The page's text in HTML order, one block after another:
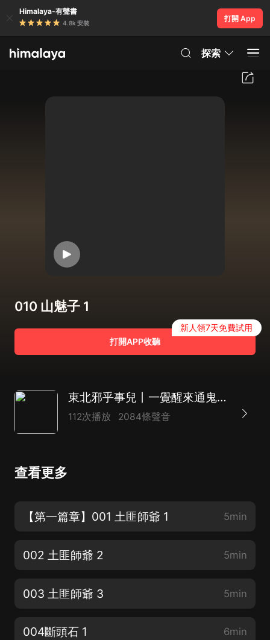
Himalaya-有聲書
4.8k 安裝
打開 App
探索
010 山魅子 1
打開APP收聽
新人領7天免費試用
東北邪乎事兒丨一覺醒來通鬼神辨陰陽丨民間風水詭事錄
112次播放 2084條聲音
查看更多
【第一篇章】001 土匪師爺 1 5min
002 土匪師爺 2 5min
003 土匪師爺 3 5min
004斷頭石 1 6min